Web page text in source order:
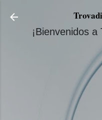
Ir al
¡Bienvenidos